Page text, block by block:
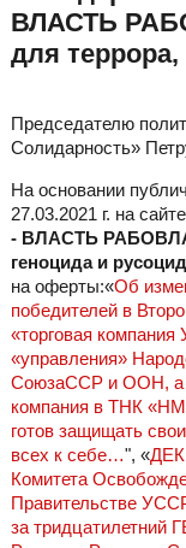
ВЛАСТЬ
для террора,
Председателю
Солидарность»
На основании
27.03.2021 г. на
- ВЛАСТЬ
геноцида и
на оферты:«Об
победителей в
«торговая
«управления»
СоюзаССР и ООН, а
компания в ТНК
готов защищать
всех к себе…", «
Комитета
Правительстве
за